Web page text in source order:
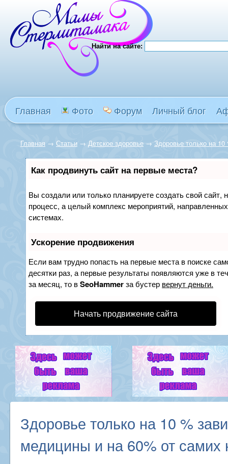
Найти на сайте:
Главная Фото Форум Личный блог
Главная → Статьи → Детское здоровье → Здоровье только на
Как продвинуть сайт на первые места?
Вы создали или только планируете создать свой сайт,
процесс, а целый комплекс мероприятий,
системах.
Ускорение продвижения
Если вам трудно попасть на первые места в поиске
десятки раз, а первые результаты появляются уже в
за месяц, то вSeoHammerза бустер вернут деньги.
Начать продвижение сайта
Здоровье только на 10 %
медицины и на 60% от самих